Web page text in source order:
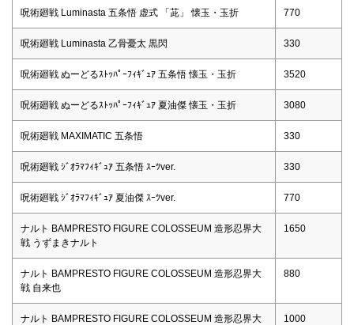
呪術廻戦 Luminasta 五条悟 虚式 「茈」 懐玉・玉折 770
呪術廻戦 Luminasta 乙骨憂太 黒閃 330
呪術廻戦 ぬーどるｽﾄｯﾊﾟｰﾌｨｷﾞｭｱ 五条悟 懐玉・玉折 3520
呪術廻戦 ぬーどるｽﾄｯﾊﾟｰﾌｨｷﾞｭｱ 夏油傑 懐玉・玉折 3080
呪術廻戦 MAXIMATIC 五条悟 330
呪術廻戦 ｼﾞｵﾗﾏﾌｨｷﾞｭｱ 五条悟 ｽｰﾂver. 330
呪術廻戦 ｼﾞｵﾗﾏﾌｨｷﾞｭｱ 夏油傑 ｽｰﾂver. 770
ナルト BAMPRESTO FIGURE COLOSSEUM 造形忍界大
戦 うずまきナルト
1650
ナルト BAMPRESTO FIGURE COLOSSEUM 造形忍界大
戦 自来也
880
ナルト BAMPRESTO FIGURE COLOSSEUM 造形忍界大
1000